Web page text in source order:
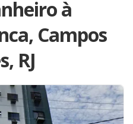
à
Campos
RJ